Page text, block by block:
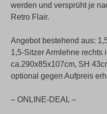
werden und versprüht je
Retro Flair.
Angebot bestehend aus:
1,5-Sitzer Armlehne rechts
ca.290x85x107cm, SH
optional gegen Aufpreis
– ONLINE-DEAL –